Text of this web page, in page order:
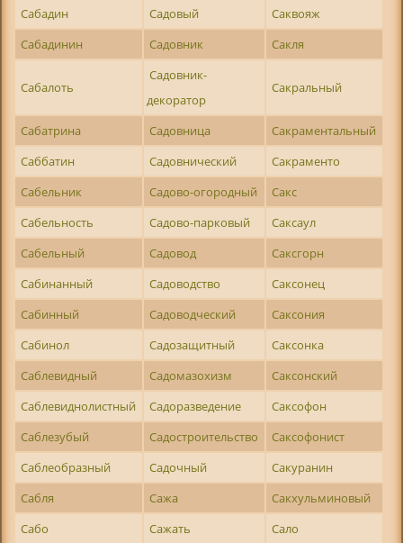
Сабадин
Садовый
Саквояж
Сабадинин
Садовник Сакля
Сабалоть
Садовник-
декоратор
Сакральный
Сабатрина Садовница
Сакраментальный
Саббатин
Садовнический
Сакраменто
Сабельник
Садово-огородный
Сакс
Сабельность
Садово-парковый
Саксаул
Сабельный
Садовод
Саксгорн
Сабинанный
Садоводство
Саксонец
Сабинный
Садоводческий
Саксония
Сабинол
Садозащитный
Саксонка
Саблевидный
Садомазохизм
Саксонский
Саблевиднолистный
Садоразведение
Саксофон
Саблезубый
Садостроительство
Саксофонист
Саблеобразный
Садочный
Сакуранин
Сабля
Сажа
Сакхульминовый
Сабо
Сажать
Сало